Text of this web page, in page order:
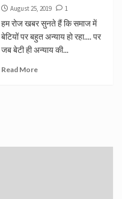
August 25, 2019 1
हम रोज खबर सुनते हैं कि समाज में
बेटियों पर बहुत अन्याय हो रहा.... पर
जब बेटी ही अन्याय की...
Read More